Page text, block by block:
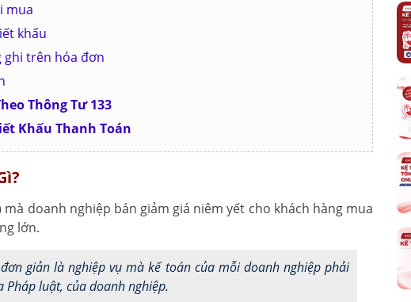
mua
khấu
ghi trên hóa đơn
Thông Tư 133
Khấu Thanh Toán
mà doanh nghiệp bán giảm giá niêm yết cho khách hàng mua
lớn.
giản là nghiệp vụ mà kế toán của mỗi doanh nghiệp phải
luật, của doanh nghiệp.